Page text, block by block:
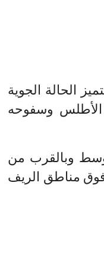
الحالة الجوية
وسفوحه
وبالقرب من
مناطق الريف